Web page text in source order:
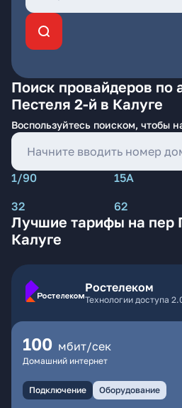
Поиск провайдеров по
Пестеля 2-й в Калуге
Воспользуйтесь поиском, чтобы
1/90 15А
32
62
Лучшие тарифы на пер
Калуге
Ростелеком
Технологии доступа
100 мбит/сек
Домашний интернет
Подключение Оборудование